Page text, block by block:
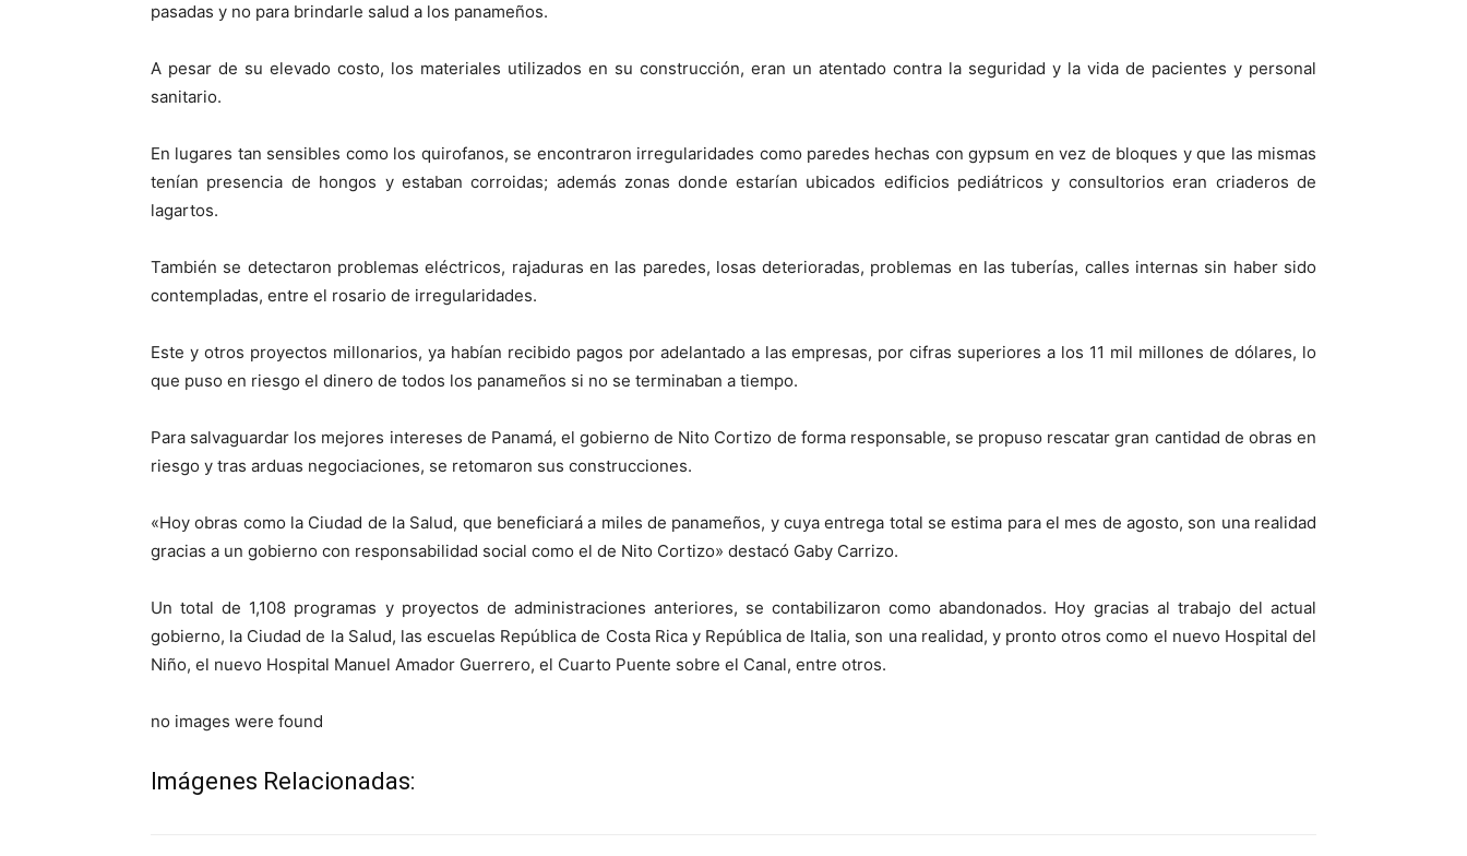
pasadas y no para brindarle salud a los panameños.
A pesar de su elevado costo, los materiales utilizados en su construcción, eran un atentado contra la seguridad y la vida de pacientes y personal
sanitario.
En lugares tan sensibles como los quirofanos, se encontraron irregularidades como paredes hechas con gypsum en vez de bloques y que las mismas
tenían presencia de hongos y estaban corroidas; además zonas donde estarían ubicados edificios pediátricos y consultorios eran criaderos de
lagartos.
También se detectaron problemas eléctricos, rajaduras en las paredes, losas deterioradas, problemas en las tuberías, calles internas sin haber sido
contempladas, entre el rosario de irregularidades.
Este y otros proyectos millonarios, ya habían recibido pagos por adelantado a las empresas, por cifras superiores a los 11 mil millones de dólares, lo
que puso en riesgo el dinero de todos los panameños si no se terminaban a tiempo.
Para salvaguardar los mejores intereses de Panamá, el gobierno de Nito Cortizo de forma responsable, se propuso rescatar gran cantidad de obras en
riesgo y tras arduas negociaciones, se retomaron sus construcciones.
«Hoy obras como la Ciudad de la Salud, que beneficiará a miles de panameños, y cuya entrega total se estima para el mes de agosto, son una realidad
gracias a un gobierno con responsabilidad social como el de Nito Cortizo» destacó Gaby Carrizo.
Un total de 1,108 programas y proyectos de administraciones anteriores, se contabilizaron como abandonados. Hoy gracias al trabajo del actual
gobierno, la Ciudad de la Salud, las escuelas República de Costa Rica y República de Italia, son una realidad, y pronto otros como el nuevo Hospital del
Niño, el nuevo Hospital Manuel Amador Guerrero, el Cuarto Puente sobre el Canal, entre otros.
no images were found
Imágenes Relacionadas: